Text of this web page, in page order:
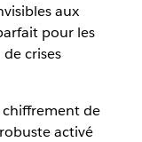
aux
pour les
crises
de
activé